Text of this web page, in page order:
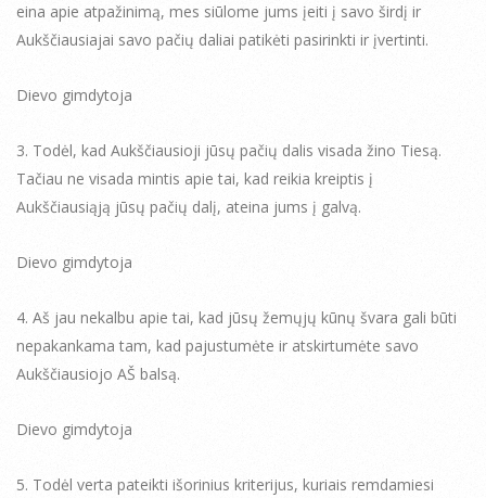
eina apie atpažinimą, mes siūlome jums įeiti į savo širdį ir
Aukščiausiajai savo pačių daliai patikėti pasirinkti ir įvertinti.
Dievo gimdytoja
3. Todėl, kad Aukščiausioji jūsų pačių dalis visada žino Tiesą.
Tačiau ne visada mintis apie tai, kad reikia kreiptis į
Aukščiausiąją jūsų pačių dalį, ateina jums į galvą.
Dievo gimdytoja
4. Aš jau nekalbu apie tai, kad jūsų žemųjų kūnų švara gali būti
nepakankama tam, kad pajustumėte ir atskirtumėte savo
Aukščiausiojo AŠ balsą.
Dievo gimdytoja
5. Todėl verta pateikti išorinius kriterijus, kuriais remdamiesi